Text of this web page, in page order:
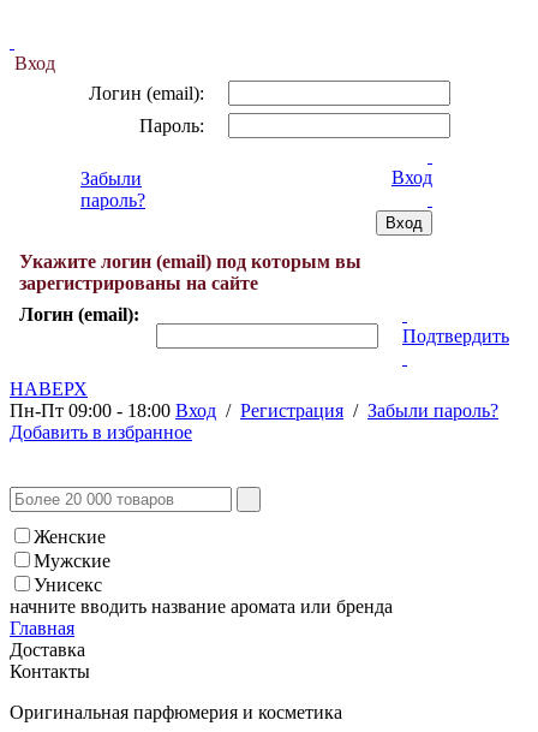
Вход
Логин (email):
Пароль:
Забыли
пароль?
Вход
Укажите логин (email) под которым вы
зарегистрированы на сайте
Логин (email):
Подтвердить
НАВЕРХ
Пн-Пт 09:00 - 18:00 Вход / Регистрация / Забыли пароль?
Добавить в избранное
Женские
Мужские
Унисекс
начните вводить название аромата или бренда
Главная
Доставка
Контакты
Оригинальная парфюмерия и косметика